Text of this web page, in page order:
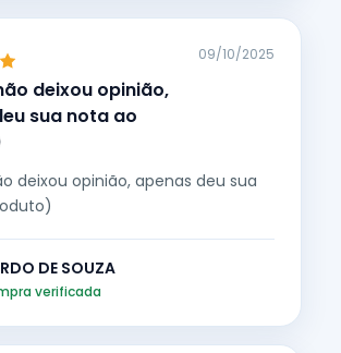
deixou opinião,
sua nota ao
09/10/2025
deixou opinião, apenas deu sua
DE SOUZA
verificada